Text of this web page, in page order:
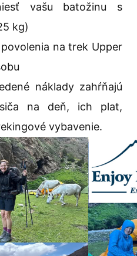
vašu batožinu s
kg)
na trek Upper
náklady zahŕňajú
na deň, ich plat,
vybavenie.